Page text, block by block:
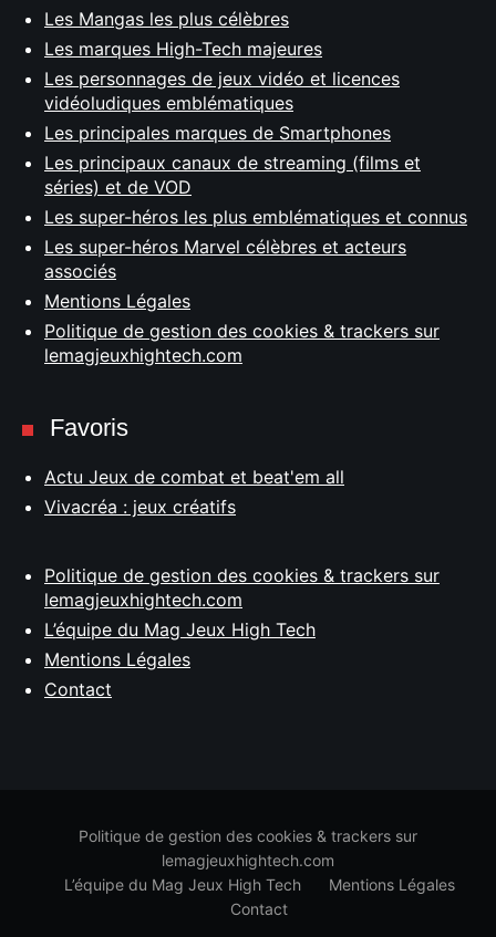
Les Mangas les plus célèbres
Les marques High-Tech majeures
Les personnages de jeux vidéo et licences
vidéoludiques emblématiques
Les principales marques de Smartphones
Les principaux canaux de streaming (films et
séries) et de VOD
Les super-héros les plus emblématiques et connus
Les super-héros Marvel célèbres et acteurs
associés
Mentions Légales
Politique de gestion des cookies & trackers sur
lemagjeuxhightech.com
Favoris
Actu Jeux de combat et beat'em all
Vivacréa : jeux créatifs
Politique de gestion des cookies & trackers sur
lemagjeuxhightech.com
L’équipe du Mag Jeux High Tech
Mentions Légales
Contact
Politique de gestion des cookies & trackers sur
lemagjeuxhightech.com
L’équipe du Mag Jeux High Tech
Mentions Légales
Contact